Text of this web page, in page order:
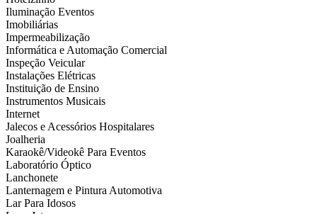
Iluminação Eventos
Imobiliárias
Impermeabilização
Informática e Automação Comercial
Inspeção Veicular
Instalações Elétricas
Instituição de Ensino
Instrumentos Musicais
Internet
Jalecos e Acessórios Hospitalares
Joalheria
Karaokê/Videokê Para Eventos
Laboratório Óptico
Lanchonete
Lanternagem e Pintura Automotiva
Lar Para Idosos